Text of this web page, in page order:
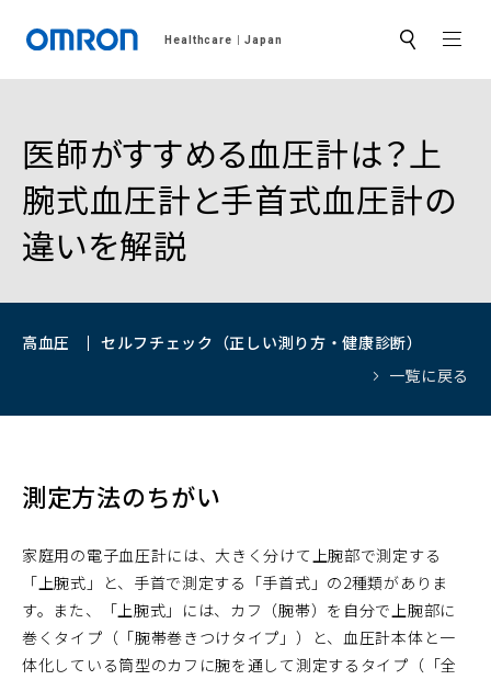
Healthcare Japan サ
ト
索
医師がすすめる血圧計は？上
腕式血圧計と手首式血圧計の
違いを解説
高血圧
セルフチェック（正しい測り方・健康診断）
一覧に戻る
測定方法のちがい
家庭用の電子血圧計には、大きく分けて上腕部で測定する
「上腕式」と、手首で測定する「手首式」の2種類がありま
す。また、「上腕式」には、カフ（腕帯）を自分で上腕部に
巻くタイプ（「腕帯巻きつけタイプ」）と、血圧計本体と一
体化している筒型のカフに腕を通して測定するタイプ（「全